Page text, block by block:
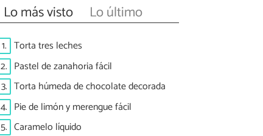
Lo más visto Lo último
1. Torta tres leches
2. Pastel de zanahoria fácil
3. Torta húmeda de chocolate decorada
4. Pie de limón y merengue fácil
5. Caramelo líquido